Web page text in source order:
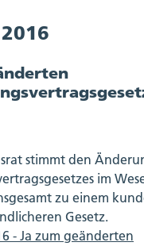
stimmt den
im
zu einem
Gesetz.
- Ja zum geänderten